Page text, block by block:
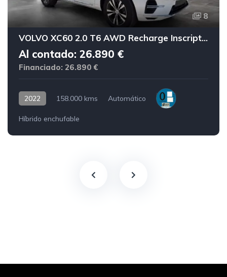
8
VOLVO XC60 2.0 T6 AWD Recharge Inscription Exp Auto
Al contado: 26.890 €
Financiado: 26.890 €
2022 158.000 kms Automático
Híbrido enchufable